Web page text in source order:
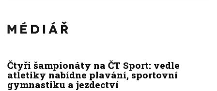
Čtyři šampionáty na ČT Sport: vedle
atletiky nabídne plavání, sportovní
gymnastiku a jezdectví